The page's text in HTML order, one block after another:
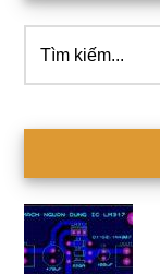
kiếm...